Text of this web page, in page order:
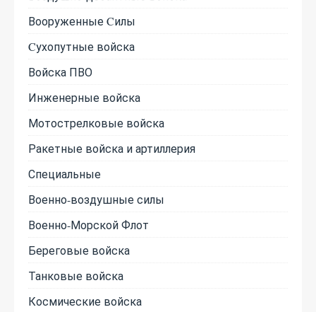
Вооруженные Cилы
Cухопутные войска
Войска ПВО
Инженерные войска
Мотострелковые войска
Ракетные войска и артиллерия
Специальные
Военно-воздушные силы
Военно-Морской Флот
Береговые войска
Танковые войска
Космические войска